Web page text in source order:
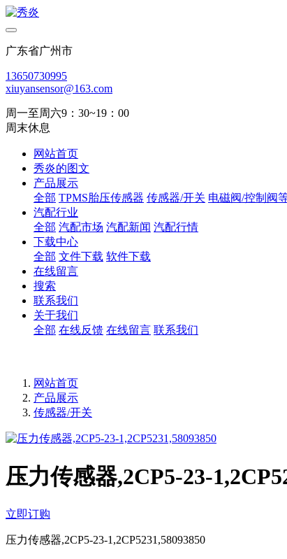
广东省广州市
13650730995
xiuyansensor@163.com
周一至周六9：30~19：00
周末休息
网站首页
秀炎的图文
产品展示
全部 TPMS胎压传感器 传感器/开关 电磁阀/控制阀
汽配行业
全部 汽配市场 汽配新闻 汽配行情
下载中心
全部 文件下载 软件下载
在线留言
搜索
联系我们
关于我们
全部 在线反馈 在线留言 联系我们
网站首页
产品展示
传感器/开关
压力传感器,2CP5-23-
立即订购
压力传感器,2CP5-23-1,2CP5231,58093850